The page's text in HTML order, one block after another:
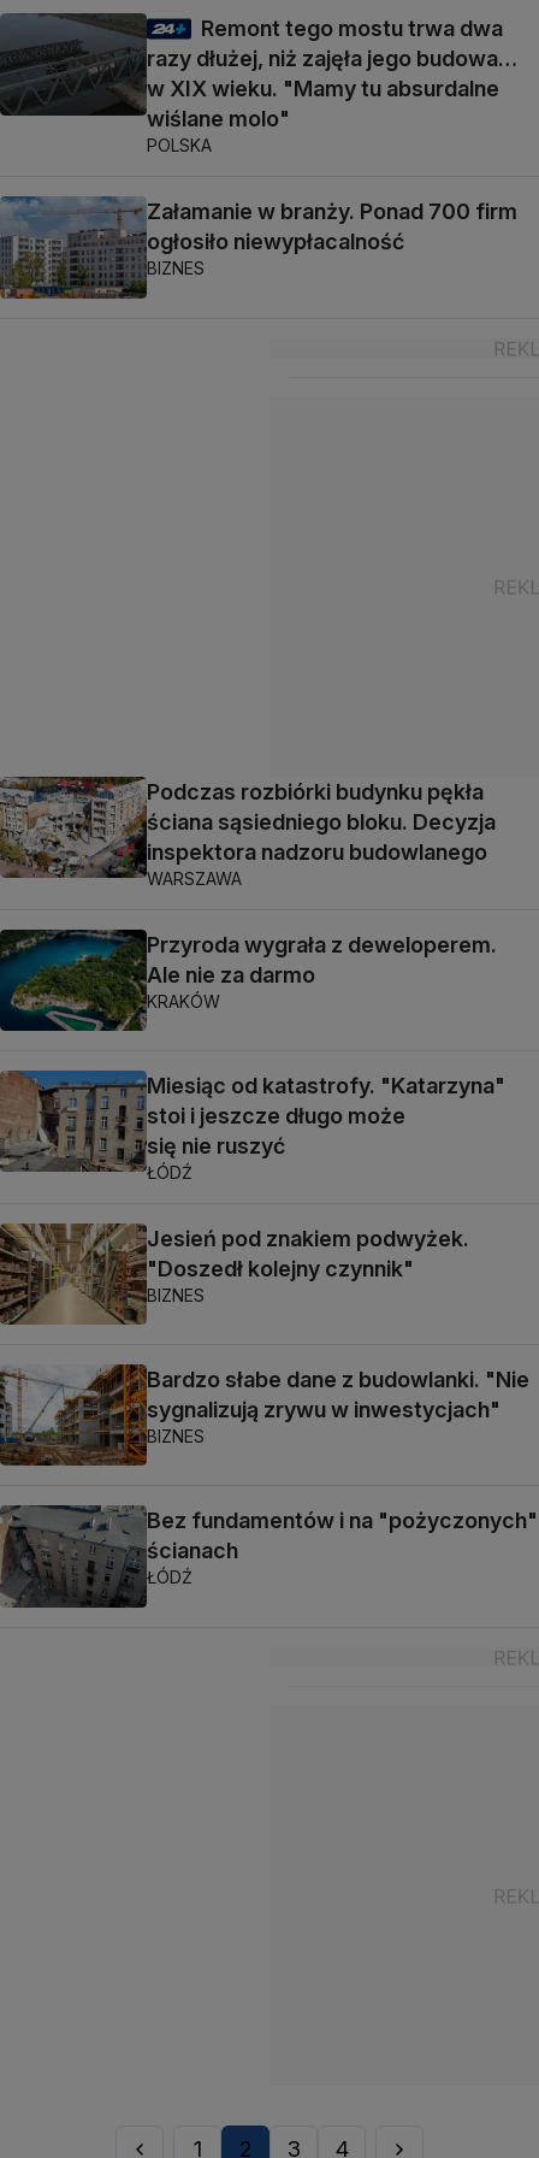
Remont tego mostu trwa dwa
razy dłużej, niż zajęła jego budowa…
w XIX wieku. "Mamy tu absurdalne
wiślane molo"
POLSKA
Załamanie w branży. Ponad 700 firm
ogłosiło niewypłacalność
BIZNES
Podczas rozbiórki budynku pękła
ściana sąsiedniego bloku. Decyzja
inspektora nadzoru budowlanego
WARSZAWA
Przyroda wygrała z deweloperem.
Ale nie za darmo
KRAKÓW
Miesiąc od katastrofy. "Katarzyna"
stoi i jeszcze długo może
się nie ruszyć
ŁÓDŹ
Jesień pod znakiem podwyżek.
"Doszedł kolejny czynnik"
BIZNES
Bardzo słabe dane z budowlanki. "Nie
sygnalizują zrywu w inwestycjach"
BIZNES
Bez fundamentów i na "pożyczonych"
ścianach
ŁÓDŹ
1 2 3 4